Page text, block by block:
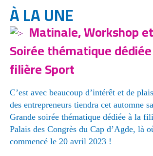
À LA UNE
Matinale, Workshop
Soirée thématique
filière Sport
C’est avec beaucoup d’intérêt et de
des entrepreneurs tiendra cet automne
Grande soirée thématique dédiée à la
Palais des Congrès du Cap d’Agde, là
commencé le 20 avril 2023 !